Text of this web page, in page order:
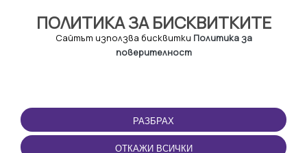
ПОЛИТИКА ЗА БИСКВИТКИТЕ
Сайтът използва бисквитки Политика за
поверителност
РАЗБРАХ
ОТКАЖИ ВСИЧКИ
ПОЛЗВАНЕ
Правила и условия за
ползване
ПРИЛОЖЕНИЕТО